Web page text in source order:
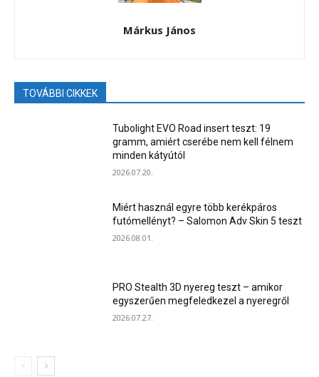
Márkus János
TOVÁBBI CIKKEK
Tubolight EVO Road insert teszt: 19
gramm, amiért cserébe nem kell félnem
minden kátyútól
2026.07.20.
Miért használ egyre több kerékpáros
futómellényt? – Salomon Adv Skin 5 teszt
2026.08.01.
PRO Stealth 3D nyereg teszt – amikor
egyszerűen megfeledkezel a nyeregről
2026.07.27.